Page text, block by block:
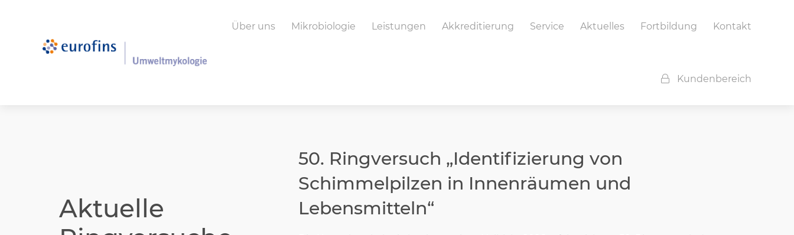
Über uns Mikrobiologie Leistungen Akkreditierung Service Aktuelles Fortbildung Kontakt
Kundenbereich
Aktuelle
50. Ringversuch „Identifizierung von
Schimmelpilzen in Innenräumen und
Lebensmitteln“